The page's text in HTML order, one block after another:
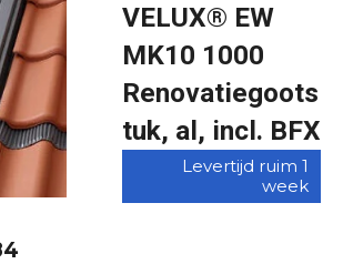
VELUX® EW
MK10 1000
Renovatiegoots
tuk, al, incl. BFX
Levertijd ruim 1
week